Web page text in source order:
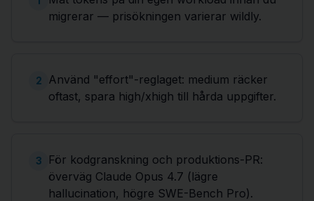
migrerar — prisökningen varierar wildly.
2
Använd "effort"-reglaget: medium räcker
oftast, spara high/xhigh till hårda uppgifter.
3
För kodgranskning och produktions-PR:
överväg Claude Opus 4.7 (lägre
hallucination, högre SWE-Bench Pro).